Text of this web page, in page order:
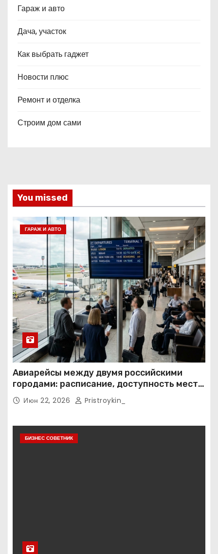
Гараж и авто
Дача, участок
Как выбрать гаджет
Новости плюс
Ремонт и отделка
Строим дом сами
You missed
ГАРАЖ И АВТО
Авиарейсы между двумя российскими
городами: расписание, доступность мест и
тарифные условия
Июн 22, 2026 Pristroykin_
БИЗНЕС СОВЕТНИК